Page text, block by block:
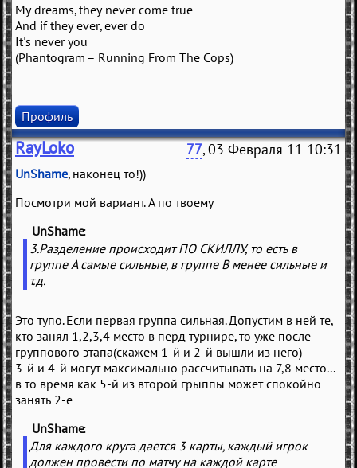
My dreams, they never come true
And if they ever, ever do
It's never you
(Phantogram – Running From The Cops)
Профиль
RayLoko 77, 03 Февраля 11 10:31
UnShame, наконец то!))
Посмотри мой вариант. А по твоему
UnShame
3.Разделение происходит ПО СКИЛЛУ, то есть в
группе А самые сильные, в группе B менее сильные и
т.д.
Это тупо. Если первая группа сильная. Допустим в ней те,
кто занял 1,2,3,4 место в перд турнире, то уже после
группового этапа(скажем 1-й и 2-й вышли из него)
3-й и 4-й могут максимально рассчитывать на 7,8 место...
в то время как 5-й из второй грыппы может спокойно
занять 2-е
UnShame
Для каждого круга дается 3 карты, каждый игрок
должен провести по матчу на каждой карте